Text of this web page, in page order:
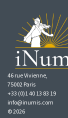
46 rue Vivienne,
75002 Paris
+33 (0)1 40 13 83 19
info@inumis.com
© 2026